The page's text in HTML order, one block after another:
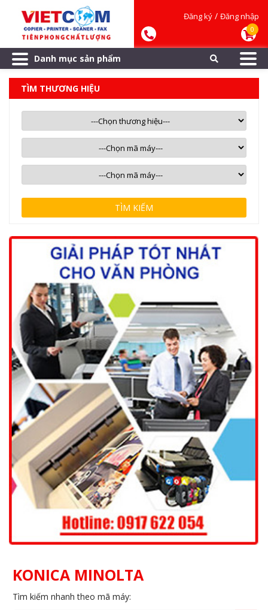
Đăng ký / Đăng nhập
0
Danh mục sản phẩm
TÌM THƯƠNG HIỆU
TÌM KIẾM
KONICA MINOLTA
Tìm kiếm nhanh theo mã máy: